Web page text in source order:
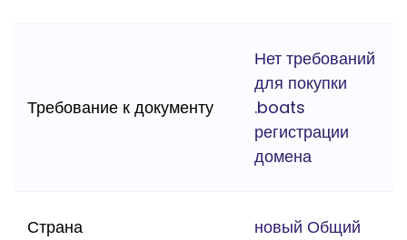
Требование к документу
Нет требований
для покупки
.boats
регистрации
домена
Страна новый Общий